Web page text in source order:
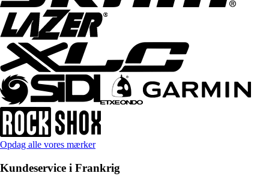
Opdag alle vores mærker
Kundeservice i Frankrig